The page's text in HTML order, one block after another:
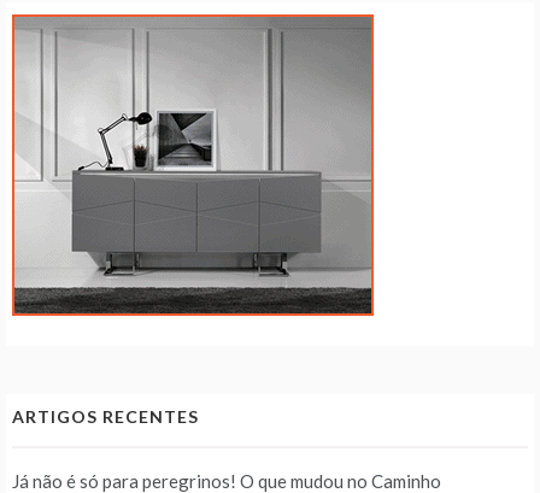
ARTIGOS RECENTES
Já não é só para peregrinos! O que mudou no Caminho